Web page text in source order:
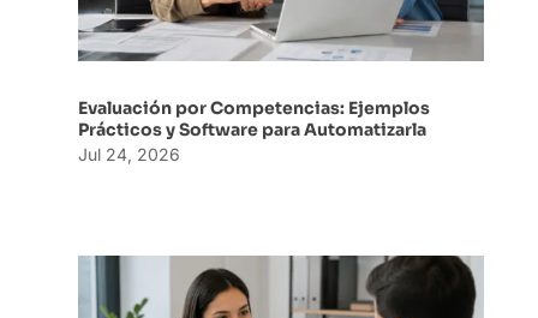
Evaluación por Competencias: Ejemplos
Prácticos y Software para Automatizarla
Jul 24, 2026